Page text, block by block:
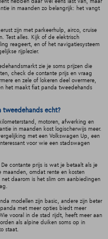
in maanden zo belangrijk: het vangt
zijn met parkeerhulp, airco, cruise
Test alles. Kijk of de elektrisch
reageert, en of het navigatiesysteem
rijplezier.
zie je soms prijzen die
check de contante prijs en vraag
en zele of lokeren deel overmere,
het maakt fiat panda tweedehands
tweedehands echt?
motoren, afwerking en
in maanden kost logischerwijs meer.
met een Volkswagen Up, een
voor wie een stadswagen
contante prijs is wat je betaalt als je
omdat rente en kosten
daarom is het slim om aanbiedingen
modellen zijn basic, andere zijn beter
met meer opties biedt meer
vooral in de stad rijdt, heeft meer aan
als alpine duiken soms op in
staat.